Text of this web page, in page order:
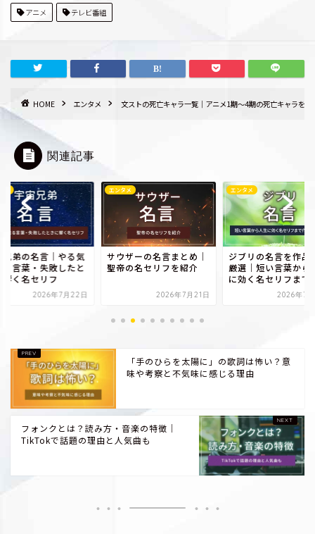
アニメ テレビ番組
HOME エンタメ 文ストの死亡キャラ一覧｜アニメ1期～4期の死亡キャラを紹
関連記事
兄弟の名言｜やる気
る言葉・失敗したと
響く名セリフ
2026年7月22日
エンタメ
サウザーの名言まとめ｜
聖帝の名セリフを紹介
2026年7月21日
エンタメ
ジブリの名言を作品
厳選｜短い言葉から
に効く名セリフまで
2026年7
「手のひらを太陽に」の歌詞は怖い？意
味や考察と不気味に感じる理由
フォンクとは？読み方・音楽の特徴｜
TikTokで話題の理由と人気曲も